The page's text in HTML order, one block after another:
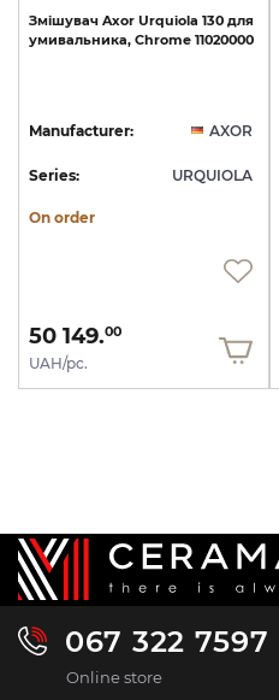
Змішувач Axor Urquiola 130 для
умивальника, Chrome 11020000
Manufacturer: AXOR
Series: URQUIOLA
On order
50 149.00
UAH/pc.
067 322 7597
Online store